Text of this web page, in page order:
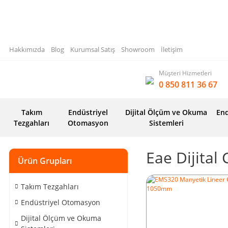
Hakkımızda Blog Kurumsal Satış Showroom İletişim
Müşteri Hizmetleri
0 850 811 36 67
Takım
Tezgahları
Endüstriyel
Otomasyon
Dijital Ölçüm ve Okuma
Sistemleri
Ürün Grupları
Takım Tezgahları
Endüstriyel Otomasyon
Dijital Ölçüm ve Okuma
Eae Dijital